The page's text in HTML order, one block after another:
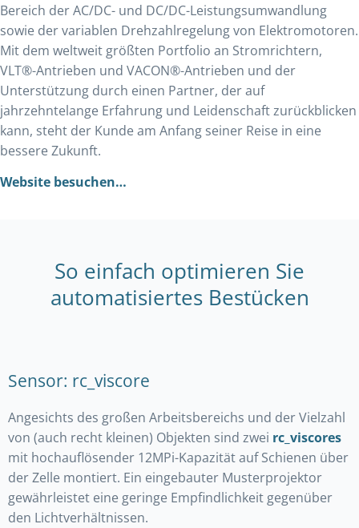
Bereich der AC/DC- und DC/DC-Leistungsumwandlung
sowie der variablen Drehzahlregelung von Elektromotoren.
Mit dem weltweit größten Portfolio an Stromrichtern,
VLT®-Antrieben und VACON®-Antrieben und der
Unterstützung durch einen Partner, der auf
jahrzehntelange Erfahrung und Leidenschaft zurückblicken
kann, steht der Kunde am Anfang seiner Reise in eine
bessere Zukunft.
Website besuchen…
So einfach optimieren Sie
automatisiertes Bestücken
Sensor: rc_viscore
Angesichts des großen Arbeitsbereichs und der Vielzahl
von (auch recht kleinen) Objekten sind zwei rc_viscores
mit hochauflösender 12MPi-Kapazität auf Schienen über
der Zelle montiert. Ein eingebauter Musterprojektor
gewährleistet eine geringe Empfindlichkeit gegenüber
den Lichtverhältnissen.